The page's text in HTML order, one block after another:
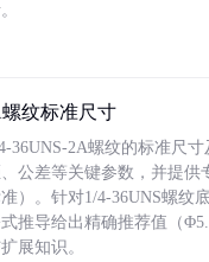
螺纹标准尺寸
36UNS-2A螺纹的标准尺寸
公差等关键参数，并提供
准）。针对1/4-36UNS螺纹
推导给出精确推荐值（
展知识。